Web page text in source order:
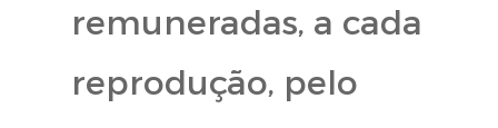
remuneradas, a cada
reprodução, pelo